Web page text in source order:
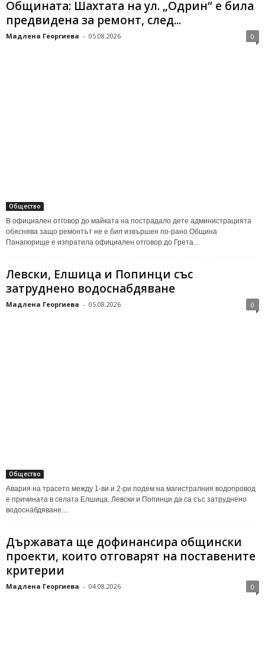
Общината: Шахтата на ул. „Одрин“ е била
предвидена за ремонт, след...
Мадлена Георгиева - 05.08.2026 0
Общество
В официален отговор до майката на пострадало дете администрацията
обяснява защо ремонтът не е бил извършен по-рано Община
Панагюрище е изпратила официален отговор до Грета...
Левски, Елшица и Попинци със
затруднено водоснабдяване
Мадлена Георгиева - 05.08.2026 0
Общество
Авария на трасето между 1-ви и 2-ри подем на магистралния водопровод
е причината в селата Елшица, Левски и Попинци да са със затруднено
водоснабдяване....
Държавата ще дофинансира общински
проекти, които отговарят на поставените
критерии
Мадлена Георгиева - 04.08.2026 0